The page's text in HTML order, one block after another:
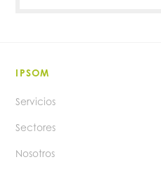
IPSOM
Servicios
Sectores
Nosotros